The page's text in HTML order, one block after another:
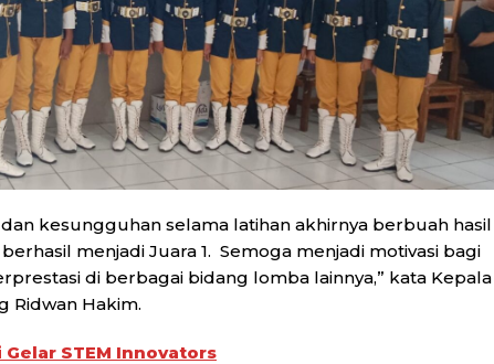
kesungguhan selama latihan akhirnya berbuah hasil
menjadi Juara 1. Semoga menjadi motivasi bagi
di berbagai bidang lomba lainnya,” kata Kepala
Ridwan Hakim.
Gelar STEM Innovators